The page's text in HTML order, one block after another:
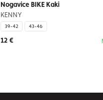
Nogavice BIKE Kaki
KENNY
39-42 43-46
12 €